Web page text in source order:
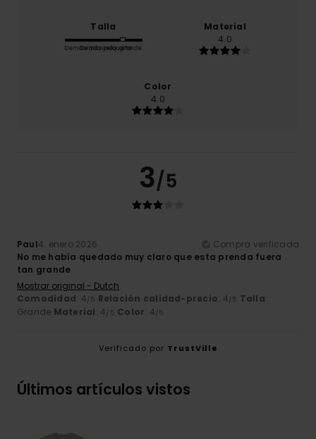
Talla
Demasiado pequeño
Demasiado grande
Material
4.0
Color
4.0
3/5
Paul4. enero 2026
Compra verificada
No me había quedado muy claro que esta prenda fuera
tan grande
Mostrar original - Dutch
Comodidad: 4/5 Relación calidad-precio: 4/5 Talla:
Grande Material: 4/5 Color: 4/5
Verificado por TrustVille
Últimos artículos vistos